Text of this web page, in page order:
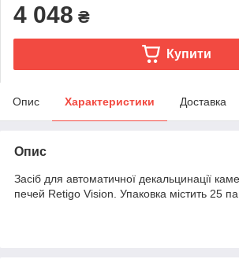
4 048 ₴
Купити
Опис Характеристики Доставка
Опис
Засіб для автоматичної декальцинації
печей Retigo Vision. Упаковка містить 25